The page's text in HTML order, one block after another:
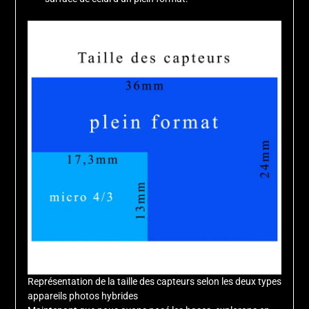
Représentation de la taille des capteurs selon les deux types
appareils photos hybrides